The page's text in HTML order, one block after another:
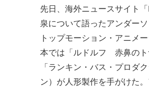
先日、海外ニュースサイト
泉について語ったアンダー
トップモーション・アニメ
本では「ルドルフ 赤鼻のト
「ランキン・バス・プロダ
ン）が人形製作を手がけた